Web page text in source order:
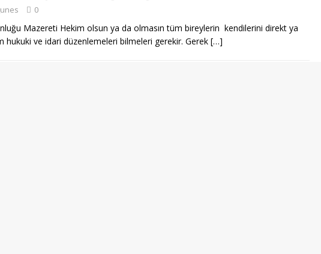
0
Mazereti Hekim olsun ya da olmasın tüm bireylerin kendilerini direkt ya
hukuki ve idari düzenlemeleri bilmeleri gerekir. Gerek […]